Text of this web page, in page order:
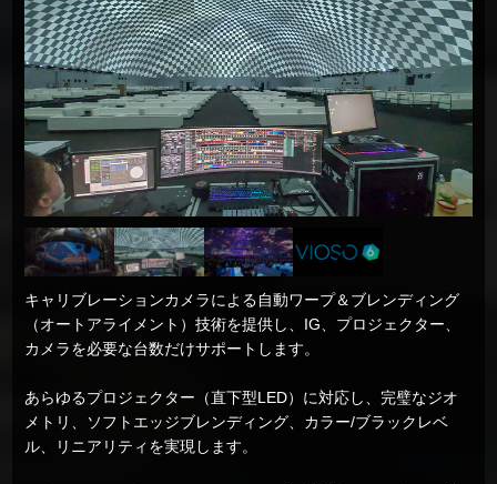
キャリブレーションカメラによる自動ワープ＆ブレンディング
（オートアライメント）技術を提供し、IG、プロジェクター、
カメラを必要な台数だけサポートします。
あらゆるプロジェクター（直下型LED）に対応し、完璧なジオ
メトリ、ソフトエッジブレンディング、カラー/ブラックレベ
ル、リニアリティを実現します。